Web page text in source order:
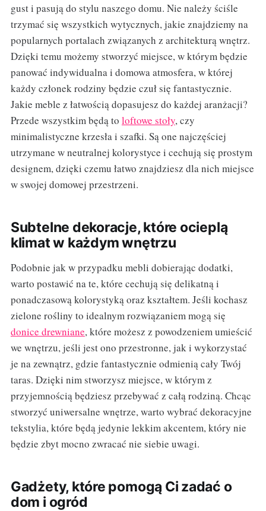
gust i pasują do stylu naszego domu. Nie należy ściśle
trzymać się wszystkich wytycznych, jakie znajdziemy na
popularnych portalach związanych z architekturą wnętrz.
Dzięki temu możemy stworzyć miejsce, w którym będzie
panować indywidualna i domowa atmosfera, w której
każdy członek rodziny będzie czuł się fantastycznie.
Jakie meble z łatwością dopasujesz do każdej aranżacji?
Przede wszystkim będą to loftowe stoły, czy
minimalistyczne krzesła i szafki. Są one najczęściej
utrzymane w neutralnej kolorystyce i cechują się prostym
designem, dzięki czemu łatwo znajdziesz dla nich miejsce
w swojej domowej przestrzeni.
Subtelne dekoracje, które ocieplą
klimat w każdym wnętrzu
Podobnie jak w przypadku mebli dobierając dodatki,
warto postawić na te, które cechują się delikatną i
ponadczasową kolorystyką oraz kształtem. Jeśli kochasz
zielone rośliny to idealnym rozwiązaniem mogą się
donice drewniane, które możesz z powodzeniem umieścić
we wnętrzu, jeśli jest ono przestronne, jak i wykorzystać
je na zewnątrz, gdzie fantastycznie odmienią cały Twój
taras. Dzięki nim stworzysz miejsce, w którym z
przyjemnością będziesz przebywać z całą rodziną. Chcąc
stworzyć uniwersalne wnętrze, warto wybrać dekoracyjne
tekstylia, które będą jedynie lekkim akcentem, który nie
będzie zbyt mocno zwracać nie siebie uwagi.
Gadżety, które pomogą Ci zadać o
dom i ogród